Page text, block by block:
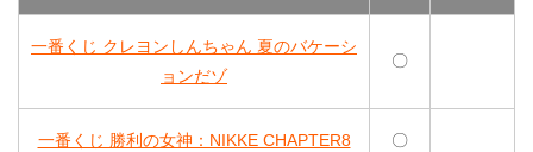
一番くじ クレヨンしんちゃん 夏のバケーシ
ョンだゾ
〇
一番くじ 勝利の女神：NIKKE CHAPTER8 〇